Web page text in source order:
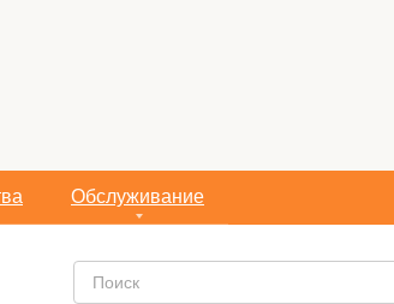
Обслуживание
Поиск: